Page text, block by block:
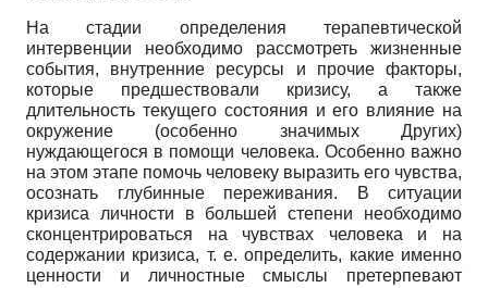
На стадии определения терапевтической
интервенции необходимо рассмотреть жизненные
события, внутренние ресурсы и прочие факторы,
которые предшествовали кризису, а также
длительность текущего состояния и его влияние на
окружение (особенно значимых Других)
нуждающегося в помощи человека. Особенно важно
на этом этапе помочь человеку выразить его чувства,
осознать глубинные переживания. В ситуации
кризиса личности в большей степени необходимо
сконцентрироваться на чувствах человека и на
содержании кризиса, т. е. определить, какие именно
ценности и личностные смыслы претерпевают